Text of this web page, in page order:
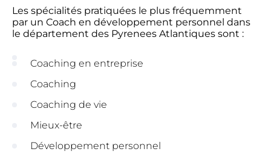
Les spécialités pratiquées le plus fréquemment
par un Coach en développement personnel dans
le département des Pyrenees Atlantiques sont :
Coaching en entreprise
Coaching
Coaching de vie
Mieux-être
Développement personnel